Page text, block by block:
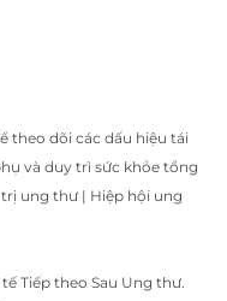
theo dõi các dấu hiệu tái
và duy trì sức khỏe tổng
ung thư | Hiệp hội ung
Tiếp theo Sau Ung thư.